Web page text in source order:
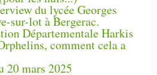
du lycée Georges
sur-lot à Bergerac.
Départementale Harkis
comment cela a
20 mars 2025